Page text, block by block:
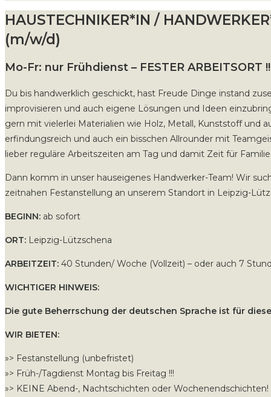
HAUSTECHNIKER*IN /
(m/w/d)
Mo-Fr: nur Frühdienst – FESTER ARBEITSORT
Du bis handwerklich geschickt, hast Freude Dinge instand
improvisieren und auch eigene Lösungen und Ideen
gern mit vielerlei Materialien wie Holz, Metall, Kunststoff und
erfindungsreich und auch ein bisschen Allrounder mit
lieber reguläre Arbeitszeiten am Tag und damit Zeit für
Dann komm in unser hauseigenes Handwerker-Team! Wir
zeitnahen Festanstellung an unserem Standort in Leipzig-
BEGINN: ab sofort
ORT: Leipzig-Lützschena
ARBEITZEIT: 40 Stunden/ Woche (Vollzeit) – oder auch 7
WICHTIGER HINWEIS:
Die gute Beherrschung der deutschen Sprache ist für
WIR BIETEN:
»> Festanstellung (unbefristet)
»> Früh-/Tagdienst Montag bis Freitag !!!
»> KEINE Abend-, Nachtschichten oder Wochenendschichten!